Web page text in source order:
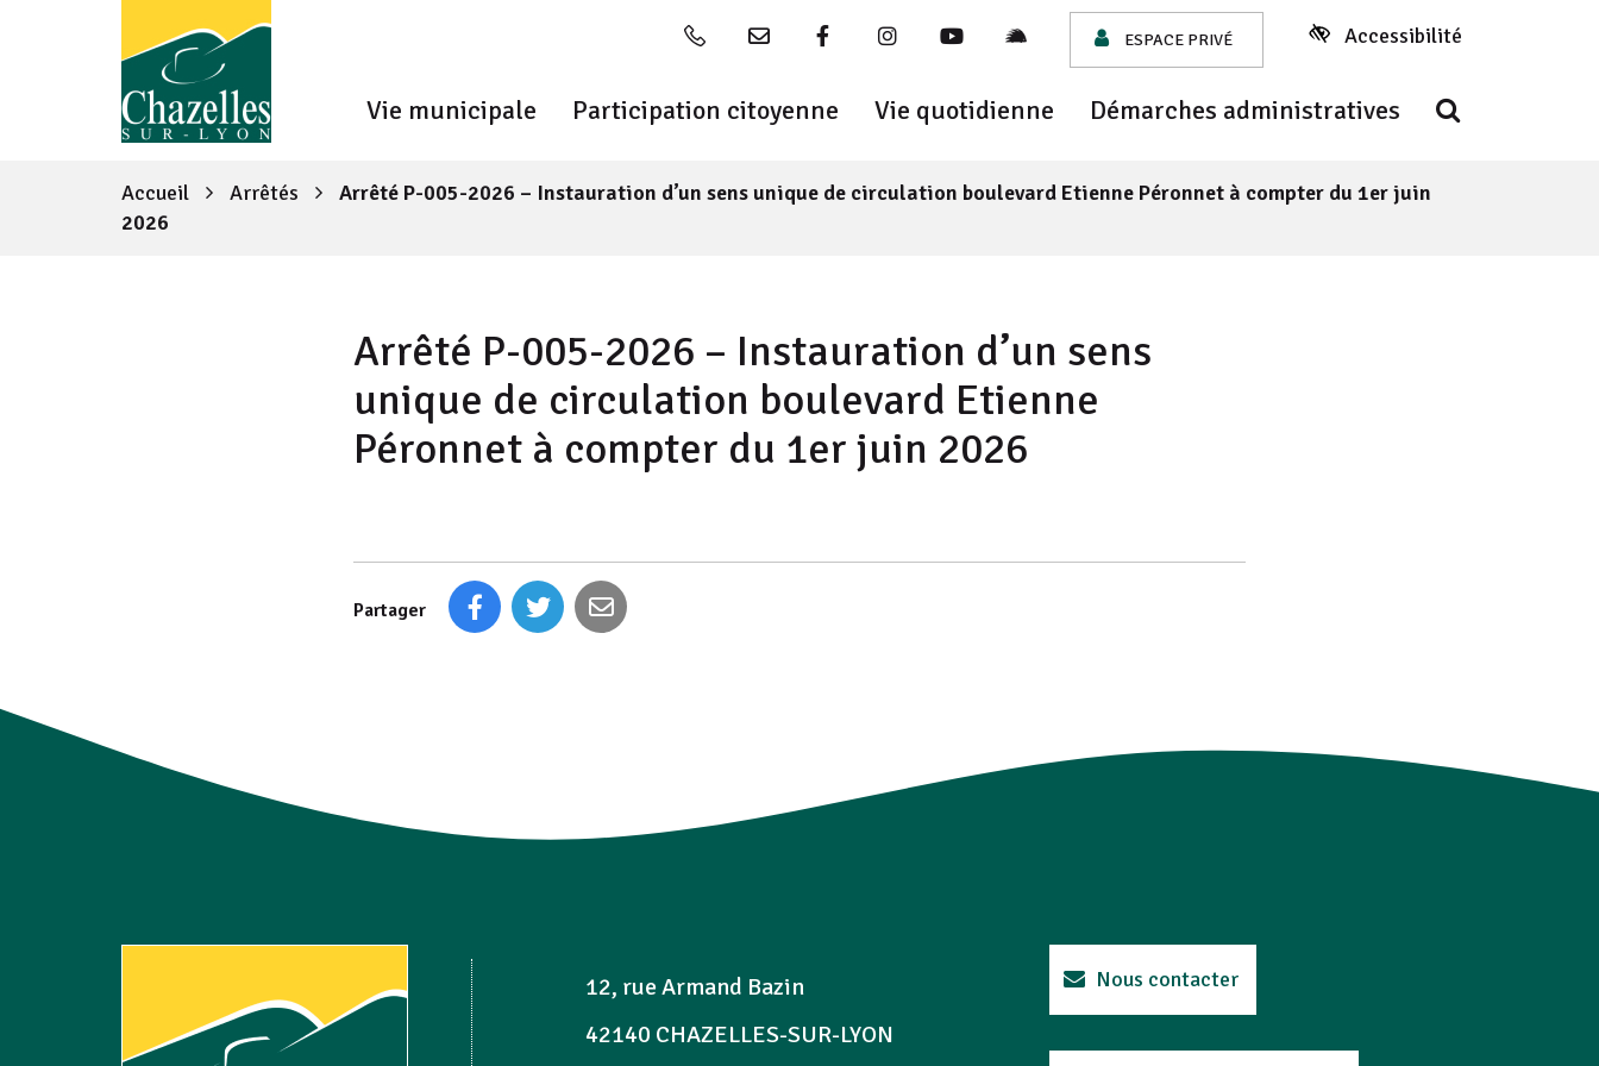
04 77 54 20 20Nous contacter
Lien vers le compte Facebook
Lien vers le compte Instagram
Lien vers la chaîne Youtube
Lien vers le site illiwap
ESPACE PRIVÉ Accessibilité
Vie municipale Participation citoyenne Vie quotidienne Démarches administratives
Accueil Arrêtés
Arrêté P-005-2026 – Instauration d’un sens unique de circulation boulevard Etienne Péronnet à compter du 1er juin
2026
Arrêté P-005-2026 – Instauration d’un sens
unique de circulation boulevard Etienne
Péronnet à compter du 1er juin 2026
Partager
12, rue Armand Bazin
42140 CHAZELLES-SUR-LYON
Nous contacter